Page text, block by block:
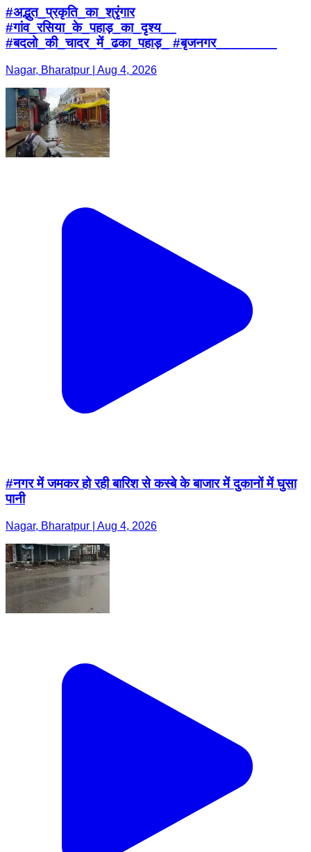
#अद्भुत_प्रकृति_का_श्रृंगार
#गांव_रसिया_के_पहाड़_का_दृश्य__
#बदलो_की_चादर_में_ढका_पहाड़_ #बृजनगर________
Nagar, Bharatpur | Aug 4, 2026
#नगर में जमकर हो रही बारिश से कस्बे के बाजार में दुकानों में घुसा
पानी
Nagar, Bharatpur | Aug 4, 2026